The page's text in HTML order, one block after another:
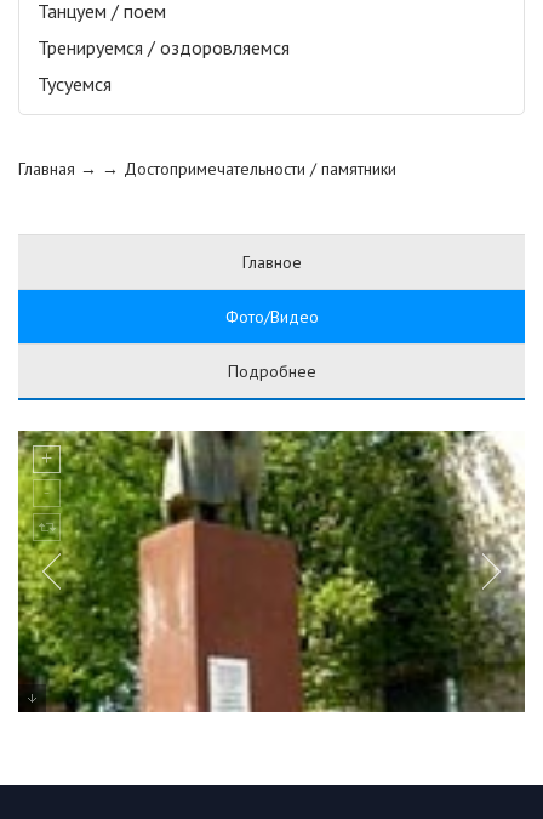
Танцуем / поем
Тренируемся / оздоровляемся
Тусуемся
Главная → → Достопримечательности / памятники
Главное
Фото/Видео
Подробнее